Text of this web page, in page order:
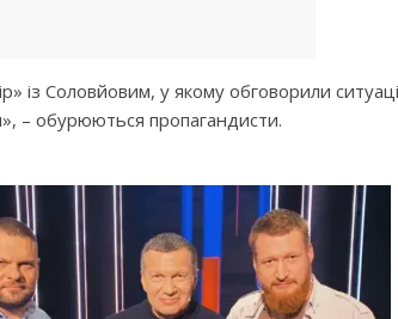
із Соловйовим, у якому обговорили
– обурюються пропагандисти.